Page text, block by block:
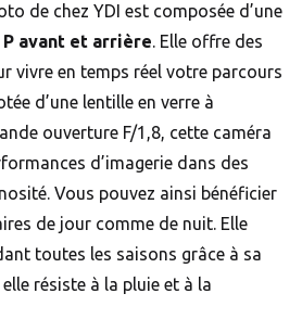
de chez YDI est composée d’une
avant et arrière. Elle offre des
vivre en temps réel votre parcours
d’une lentille en verre à
ouverture F/1,8, cette caméra
d’imagerie dans des
Vous pouvez ainsi bénéficier
de jour comme de nuit. Elle
toutes les saisons grâce à sa
elle résiste à la pluie et à la